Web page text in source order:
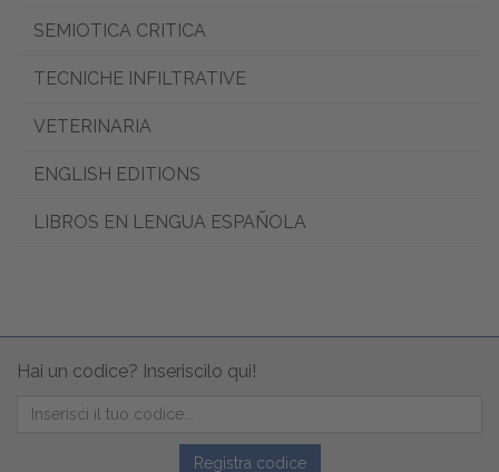
SEMIOTICA CRITICA
TECNICHE INFILTRATIVE
VETERINARIA
ENGLISH EDITIONS
LIBROS EN LENGUA ESPAÑOLA
Hai un codice? Inseriscilo qui!
Registra codice